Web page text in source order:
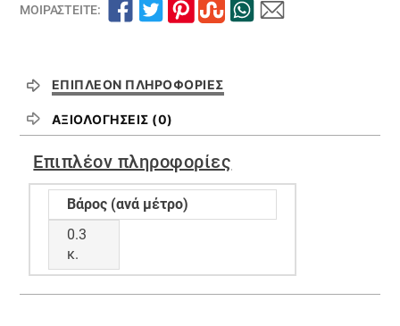
ΜΟΙΡΑΣΤΕΊΤΕ:
ΕΠΙΠΛΈΟΝ ΠΛΗΡΟΦΟΡΊΕΣ
ΑΞΙΟΛΟΓΉΣΕΙΣ (0)
Επιπλέον πληροφορίες
Βάρος (ανά μέτρο)
0.3
κ.